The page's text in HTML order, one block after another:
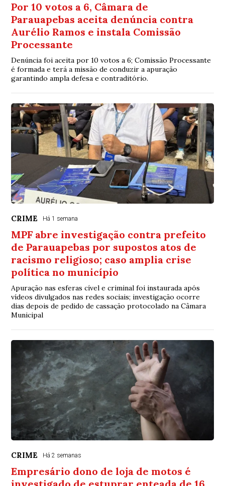
Por 10 votos a 6, Câmara de
Parauapebas aceita denúncia contra
Aurélio Ramos e instala Comissão
Processante
Denúncia foi aceita por 10 votos a 6; Comissão Processante
é formada e terá a missão de conduzir a apuração
garantindo ampla defesa e contraditório.
CRIME Há 1 semana
MPF abre investigação contra prefeito
de Parauapebas por supostos atos de
racismo religioso; caso amplia crise
política no município
Apuração nas esferas cível e criminal foi instaurada após
vídeos divulgados nas redes sociais; investigação ocorre
dias depois de pedido de cassação protocolado na Câmara
Municipal
CRIME Há 2 semanas
Empresário dono de loja de motos é